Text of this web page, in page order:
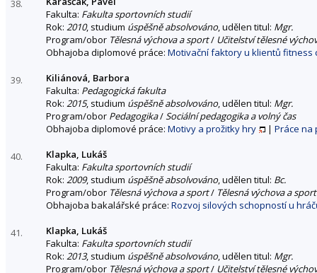
38.
Fakulta: Fakulta sportovních studií
Rok: 2010, studium úspěšně absolvováno, udělen titul: Mgr.
Program/obor Tělesná výchova a sport/ Učitelství tělesné
Obhajoba diplomové práce: Motivační faktory u klientů fitness
39.
Kiliánová, Barbora
Fakulta: Pedagogická fakulta
Rok: 2015, studium úspěšně absolvováno, udělen titul: Mgr.
Program/obor Pedagogika/Sociální pedagogika a volný čas
Obhajoba diplomové práce: Motivy a prožitky hry | Práce na
40.
Klapka, Lukáš
Fakulta: Fakulta sportovních studií
Rok: 2009, studium úspěšně absolvováno, udělen titul: Bc.
Program/obor Tělesná výchova a sport/ Tělesná výchova a sport
Obhajoba bakalářské práce: Rozvoj silových schopností u
41.
Klapka, Lukáš
Fakulta: Fakulta sportovních studií
Rok: 2013, studium úspěšně absolvováno, udělen titul: Mgr.
Program/obor Tělesná výchova a sport/ Učitelství tělesné